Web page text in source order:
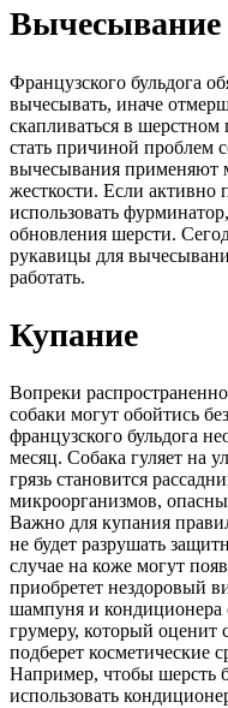
Вычесывание
Французского бульдога
вычесывать, иначе
скапливаться в
стать причиной проблем
вычесывания применяют
жесткости. Если активно
использовать
обновления шерсти.
рукавицы для
работать.
Купание
Вопреки
собаки могут обойтись
французского бульдога
месяц. Собака гуляет на
грязь становится
микроорганизмов,
Важно для купания
не будет разрушать
случае на коже могут
приобретет нездоровый
шампуня и кондиционера
грумеру, который оценит
подберет косметические
Например, чтобы шерсть
использовать